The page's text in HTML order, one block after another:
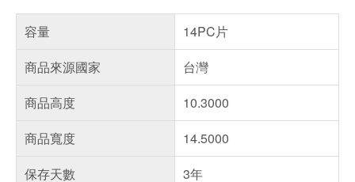
容量
14PC片
商品來源國家
台灣
商品高度
10.3000
商品寬度
14.5000
保存天數
3年